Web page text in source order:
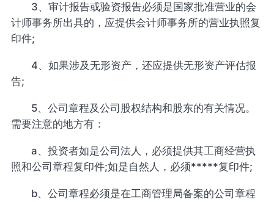
3、审计报告或验资报告必须是国家批准营业的会
计师事务所出具的，应提供会计师事务所的营业执照复
印件;
4、如果涉及无形资产，还应提供无形资产评估报
告;
5、公司章程及公司股权结构和股东的有关情况。
需要注意的地方有：
a、投资者如是公司法人，必须提供其工商经营执
照和公司章程复印件;如是自然人，必须*****复印件;
b、公司章程必须是在工商管理局备案的公司章程